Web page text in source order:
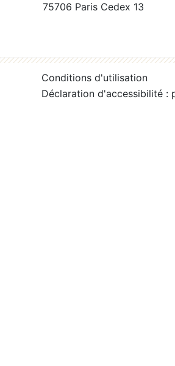
75706 Paris Cedex 13
Conditions d'utilisation
Déclaration d'accessibilité :